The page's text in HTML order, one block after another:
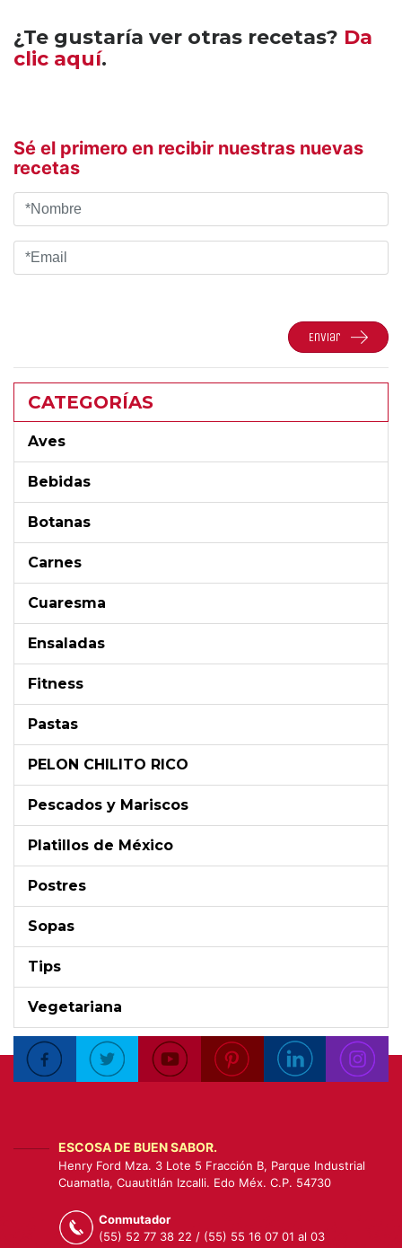
¿Te gustaría ver otras recetas? Da
clic aquí.
Sé el primero en recibir nuestras nuevas
recetas
Enviar
CATEGORÍAS
Aves
Bebidas
Botanas
Carnes
Cuaresma
Ensaladas
Fitness
Pastas
PELON CHILITO RICO
Pescados y Mariscos
Platillos de México
Postres
Sopas
Tips
Vegetariana
ESCOSA DE BUEN SABOR.
Henry Ford Mza. 3 Lote 5 Fracción B, Parque Industrial
Cuamatla, Cuautitlán Izcalli. Edo Méx. C.P. 54730
Conmutador
(55) 52 77 38 22 / (55) 55 16 07 01 al 03